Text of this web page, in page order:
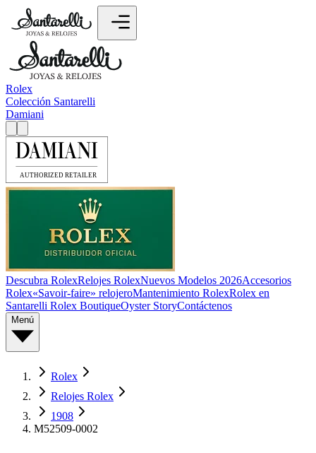
Rolex
Colección Santarelli
Damiani
Descubra RolexRelojes RolexNuevos Modelos 2026Accesorios
Rolex«Savoir-faire» relojeroMantenimiento RolexRolex en
Santarelli Rolex BoutiqueOyster StoryContáctenos
Menú
Rolex
Relojes Rolex
1908
M52509-0002